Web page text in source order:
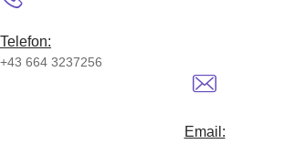
Telefon:
+43 664 3237256
Email: